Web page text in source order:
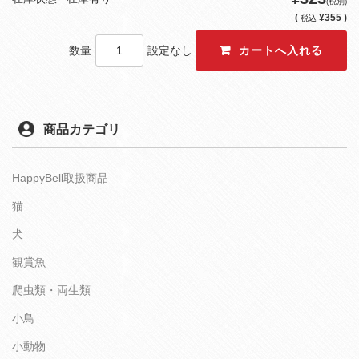
( 税込 ¥355 )
数量 設定なし
商品カテゴリ
HappyBell取扱商品
猫
犬
観賞魚
爬虫類・両生類
小鳥
小動物